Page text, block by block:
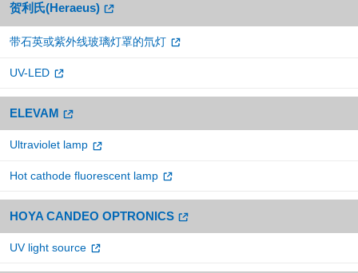
贺利氏(Heraeus)
带石英或紫外线玻璃灯罩的氘灯
UV-LED
ELEVAM
Ultraviolet lamp
Hot cathode fluorescent lamp
HOYA CANDEO OPTRONICS
UV light source